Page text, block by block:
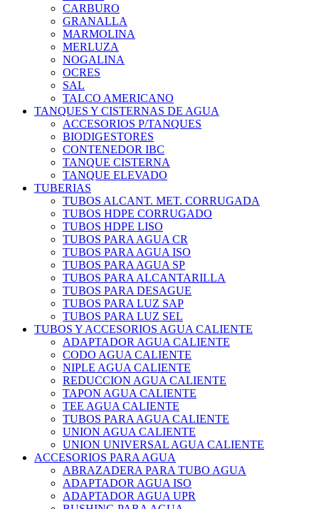
CARBURO
GRANALLA
MARMOLINA
MERLUZA
NOGALINA
OCRES
SAL
TALCO AMERICANO
TANQUES Y CISTERNAS DE AGUA
ACCESORIOS P/TANQUES
BIODIGESTORES
CONTENEDOR IBC
TANQUE CISTERNA
TANQUE ELEVADO
TUBERIAS
TUBOS ALCANT. MET. CORRUGADA
TUBOS HDPE CORRUGADO
TUBOS HDPE LISO
TUBOS PARA AGUA CR
TUBOS PARA AGUA ISO
TUBOS PARA AGUA SP
TUBOS PARA ALCANTARILLA
TUBOS PARA DESAGUE
TUBOS PARA LUZ SAP
TUBOS PARA LUZ SEL
TUBOS Y ACCESORIOS AGUA CALIENTE
ADAPTADOR AGUA CALIENTE
CODO AGUA CALIENTE
NIPLE AGUA CALIENTE
REDUCCION AGUA CALIENTE
TAPON AGUA CALIENTE
TEE AGUA CALIENTE
TUBOS PARA AGUA CALIENTE
UNION AGUA CALIENTE
UNION UNIVERSAL AGUA CALIENTE
ACCESORIOS PARA AGUA
ABRAZADERA PARA TUBO AGUA
ADAPTADOR AGUA ISO
ADAPTADOR AGUA UPR